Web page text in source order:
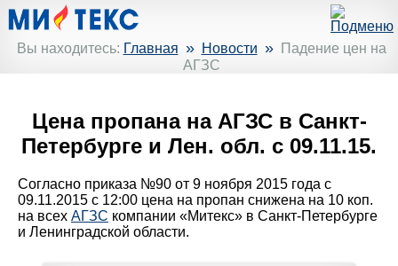
Вы находитесь: Главная » Новости »
Падение цен на
АГЗС
Цена пропана на АГЗС в Санкт-
Петербурге и Лен. обл. с 09.11.15.
Согласно приказа №90 от 9 ноября 2015 года с
09.11.2015 с 12:00 цена на пропан снижена на 10 коп.
на всех АГЗС компании «Митекс» в Санкт-Петербурге
и Ленинградской области.